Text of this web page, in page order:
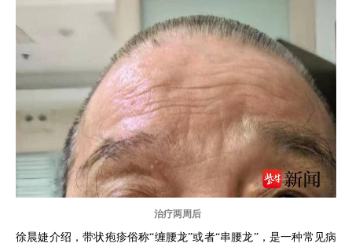
治疗两周后
徐晨婕介绍，带状疱疹俗称“缠腰龙”或者“串腰龙”，是一种常见病